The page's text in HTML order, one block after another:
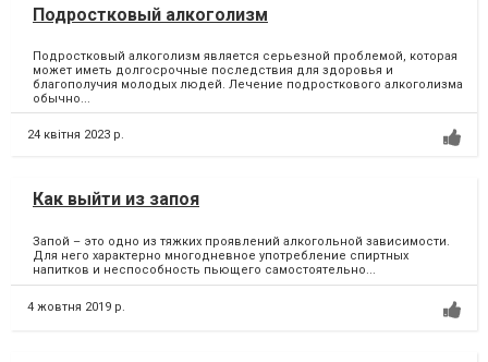
Подростковый алкоголизм
Подростковый алкоголизм является серьезной проблемой, которая
может иметь долгосрочные последствия для здоровья и
благополучия молодых людей. Лечение подросткового алкоголизма
обычно...
24 квітня 2023 р.
Как выйти из запоя
Запой – это одно из тяжких проявлений алкогольной зависимости.
Для него характерно многодневное употребление спиртных
напитков и неспособность пьющего самостоятельно...
4 жовтня 2019 р.